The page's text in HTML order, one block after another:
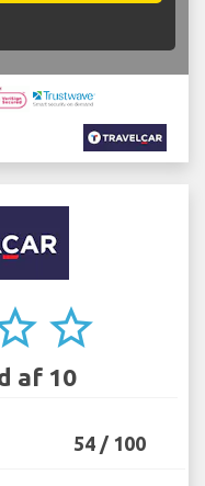
star_border
af 10
54 / 100